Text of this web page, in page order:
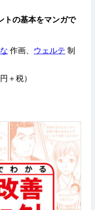
トの基本をマンガで
作画、 ウェルテ 制
＋税）